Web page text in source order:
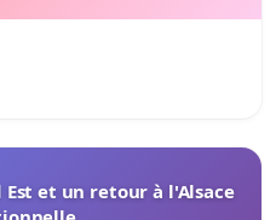
et un retour à l'Alsace